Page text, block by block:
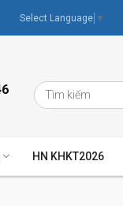
Select Language ▼
HN KHKT2026